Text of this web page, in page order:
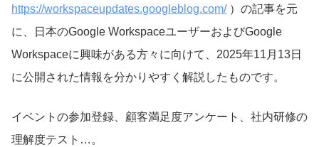
https://workspaceupdates.googleblog.com/）の記事を元
に、日本のGoogle WorkspaceユーザーおよびGoogle
Workspaceに興味がある方々に向けて、2025年11月13日
に公開された情報を分かりやすく解説したものです。
イベントの参加登録、顧客満足度アンケート、社内研修の
理解度テスト…。